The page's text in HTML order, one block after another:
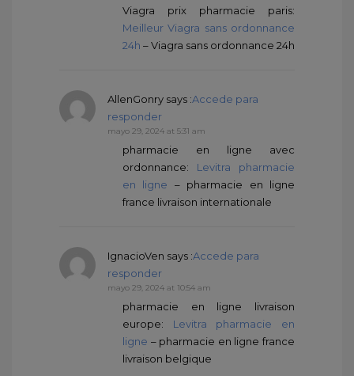
Viagra prix pharmacie paris:
Meilleur Viagra sans ordonnance
24h – Viagra sans ordonnance 24h
AllenGonry says :Accede para
responder
mayo 29, 2024 at 5:31 am
pharmacie en ligne avec
ordonnance: Levitra pharmacie
en ligne – pharmacie en ligne
france livraison internationale
IgnacioVen says :Accede para
responder
mayo 29, 2024 at 10:54 am
pharmacie en ligne livraison
europe: Levitra pharmacie en
ligne – pharmacie en ligne france
livraison belgique